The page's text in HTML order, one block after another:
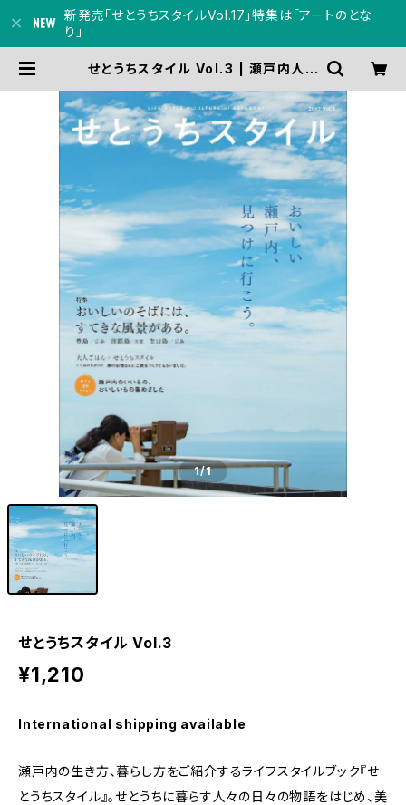
新発売「せとうちスタイルVol.17」特集は「アートのとな
り」
せとうちスタイル Vol.3 | 瀬戸内人オ
1/1
せとうちスタイル Vol.3
¥1,210
International shipping available
瀬戸内の生き方、暮らし方をご紹介するライフスタイルブック『せ
とうちスタイル』。せとうちに暮らす人々の日々の物語をはじめ、美